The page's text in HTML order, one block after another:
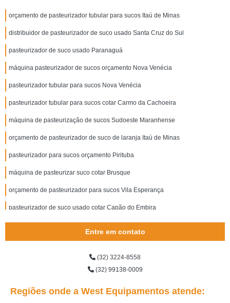
orçamento de pasteurizador tubular para sucos Itaú de Minas
distribuidor de pasteurizador de suco usado Santa Cruz do Sul
pasteurizador de suco usado Paranaguá
máquina pasteurizador de sucos orçamento Nova Venécia
pasteurizador tubular para sucos Nova Venécia
pasteurizador tubular para sucos cotar Carmo da Cachoeira
máquina de pasteurização de sucos Sudoeste Maranhense
orçamento de pasteurizador de suco de laranja Itaú de Minas
pasteurizador para sucos orçamento Pirituba
máquina de pasteurizar suco cotar Brusque
orçamento de pasteurizador para sucos Vila Esperança
pasteurizador de suco usado cotar Capão do Embira
pasteurizador de sucos cotar Patos de Minas
distribuidor de máquina de pasteurizar suco Francisco Morato
distribuidor de mini pasteurizador de suco Vila Iguaçu
Entre em contato
(32) 3224-8558
(32) 99138-0009
Regiões onde a West Equipamentos atende: